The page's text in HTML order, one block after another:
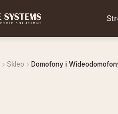
Sklep Domofony i